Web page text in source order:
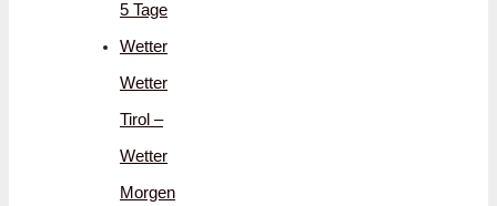
5 Tage
Wetter
Wetter
Tirol –
Wetter
Morgen